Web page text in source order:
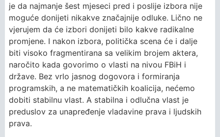
je da najmanje šest mjeseci pred i poslije izbora nije
moguće donijeti nikakve značajnije odluke. Lično ne
vjerujem da će izbori donijeti bilo kakve radikalne
promjene. I nakon izbora, politička scena će i dalje
biti visoko fragmentirana sa velikim brojem aktera,
naročito kada govorimo o vlasti na nivou FBiH i
države. Bez vrlo jasnog dogovora i formiranja
programskih, a ne matematičkih koalicija, nećemo
dobiti stabilnu vlast. A stabilna i odlučna vlast je
preduslov za unapređenje vladavine prava i ljudskih
prava.